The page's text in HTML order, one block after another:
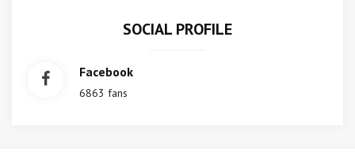
SOCIAL PROFILE
Facebook
6863 fans